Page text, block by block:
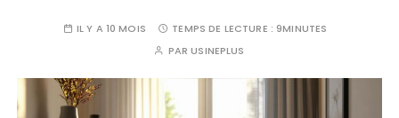
IL Y A 10 MOIS TEMPS DE LECTURE : 9MINUTES
PARUSINEPLUS